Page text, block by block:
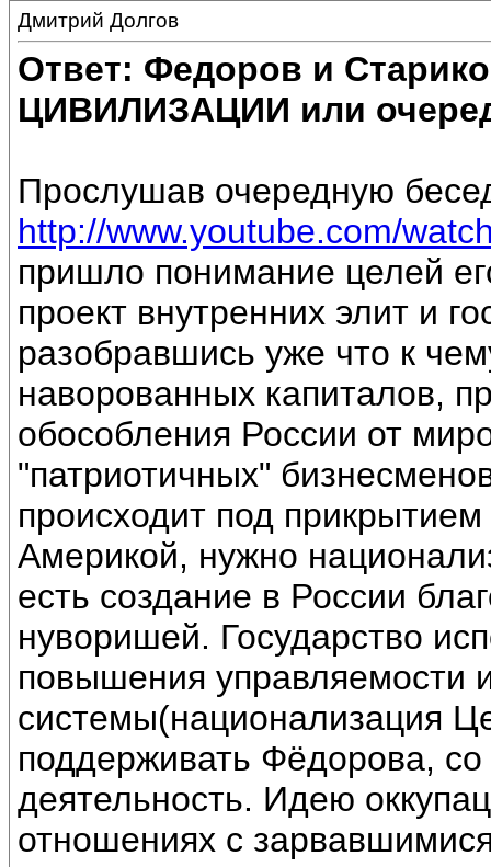
Дмитрий Долгов
Ответ: Федоров и
ЦИВИЛИЗАЦИИ или
Прослушав очередную
http://www.youtube.com/
пришло понимание целей
проект внутренних элит и
разобравшись уже что к
наворованных капиталов,
обособления России от
"патриотичных"
происходит под
Америкой, нужно
есть создание в России
нуворишей. Государство
повышения управляемости
системы(национализация
поддерживать Фёдорова, со
деятельность. Идею
отношениях с